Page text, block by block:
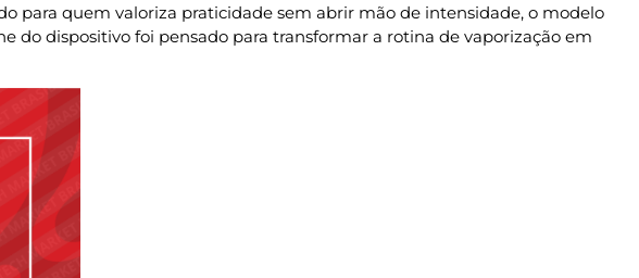
para quem valoriza praticidade sem abrir mão de intensidade, o modelo
do dispositivo foi pensado para transformar a rotina de vaporização em